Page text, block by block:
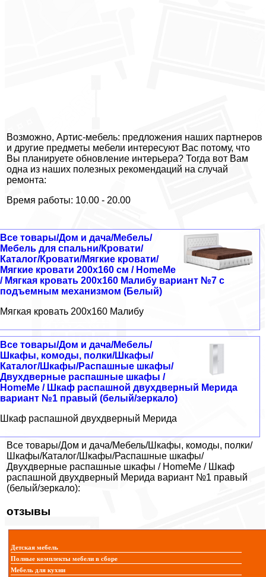
Возможно, Артис-мебель: предложения наших партнеров
и другие предметы мебели интересуют Вас потому, что
Вы планируете обновление интерьера? Тогда вот Вам
одна из наших полезных рекомендаций на случай
ремонта:
Время работы: 10.00 - 20.00
Все товары/Дом и дача/Мебель/
Мебель для спальни/Кровати/
Каталог/Кровати/Мягкие кровати/
Мягкие кровати 200х160 см / HomeMe
/ Мягкая кровать 200х160 Малибу вариант №7 с
подъемным механизмом (Белый)
Мягкая кровать 200х160 Малибу
Все товары/Дом и дача/Мебель/
Шкафы, комоды, полки/Шкафы/
Каталог/Шкафы/Распашные шкафы/
Двухдверные распашные шкафы /
HomeMe / Шкаф распашной двухдверный Мерида
вариант №1 правый (белый/зеркало)
Шкаф распашной двухдверный Мерида
Все товары/Дом и дача/Мебель/Шкафы, комоды, полки/
Шкафы/Каталог/Шкафы/Распашные шкафы/
Двухдверные распашные шкафы / HomeMe / Шкаф
распашной двухдверный Мерида вариант №1 правый
(белый/зеркало):
отзывы
Детская мебель
Полные комплекты мебели в сборе
Мебель для кухни